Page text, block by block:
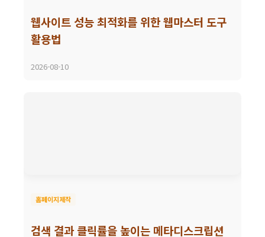
웹사이트 성능 최적화를 위한 웹마스터 도구
활용법
2026-08-10
홈페이지제작
검색 결과 클릭률을 높이는 메타디스크립션